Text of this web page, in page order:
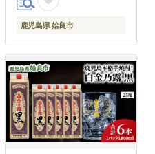
鹿児島県 姶良市